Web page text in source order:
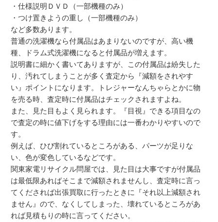
・仕様説明ＤＶＤ（一部機種のみ）
・つけ置きようの重し（一部機種のみ）
など多数あります。
普通の洗濯機なら付属品はあまりないのですが、高い機
種、ドラム式洗濯機になると付属品が増えます。
説明書に細かく書いてありますが、この付属品は紛失した
り、汚れてしまうことが多く査定から『減額をされやす
い』ポイントになります。トレジャーなんちゃらとかに物
を売る時、査定時に付属品はチェックされますよね。
また、見た目もよく見られます。『目視』できる項目なの
で査定の時に値下げをする理由には一番わかりやすいので
す。
例えば、ひび割れているところがある、パーツが足りな
い、色が変色しているなどです。
関東家電リサイクル問屋では、見た目は大事ですが付属品
は最低限あればそこまで減額されませんし、査定時に言っ
てくだされば出張買取に行ったときに『それ以上減額され
ません』ので、なくしてしまった、壊れているところがあ
れば見積もりの時に言ってください。